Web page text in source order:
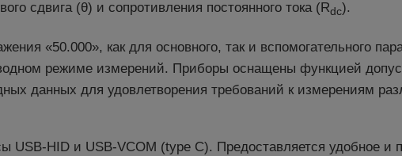
сдвига (θ) и сопротивления постоянного тока (Rdc).
«50.000», как для основного, так и вспомогательного
режиме измерений. Приборы оснащены функцией
данных для удовлетворения требований к измерениям
HID и USB-VCOM (type C). Предоставляется удобное и